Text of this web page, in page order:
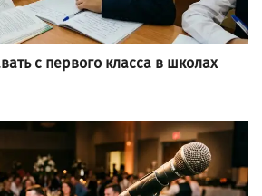
с первого класса в школах